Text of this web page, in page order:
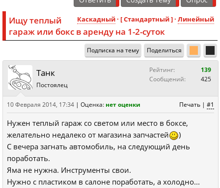
Каскадный· [ Стандартный ] · Линейный
Ищу теплый
гараж или бокс в аренду на 1-2-суток
Подписка на тему Поделиться
Танк
Постоялец
Рейтинг:
139
Сообщений:
425
Печать | #1
10 Февраля 2014, 17:34 | Оценка: нет оценки
Нужен теплый гараж со светом или место в боксе,
желательно недалеко от магазина запчастей
)
С вечера загнать автомобиль, на следующий день
поработать.
Яма не нужна. Инструменты свои.
Нужно с пластиком в салоне поработать, а холодно...